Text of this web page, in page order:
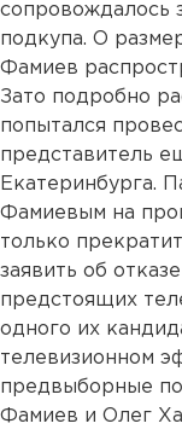
сопровождалось
подкупа. О
Фамиев
Зато подробно
попытался
представитель
Екатеринбурга.
Фамиевым на
только
заявить об
предстоящих
одного их
телевизионном
предвыборные
Фамиев и Олег